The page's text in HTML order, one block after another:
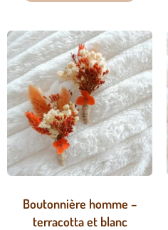
Boutonnière homme –
terracotta et blanc